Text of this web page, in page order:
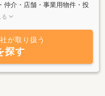
仲介・店舗・事業用物件・投
・任意売却・競売物件等、不
伝いさせていただきます。
が取り扱う
探す